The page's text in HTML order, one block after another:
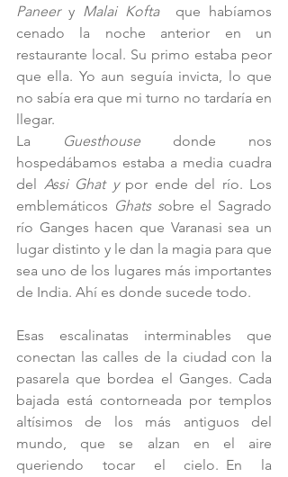
Paneer y Malai Kofta
que habíamos
cenado la noche anterior en un
restaurante local. Su primo estaba peor
que ella. Yo aun seguía invicta, lo que
no sabía era que mi turno no tardaría en
llegar.
La
Guesthouse donde nos
hospedábamos estaba a media cuadra
del Assi Ghat y por ende del río. Los
emblemáticos Ghats sobre el Sagrado
río Ganges hacen que Varanasi sea un
lugar distinto y le dan la magia para que
sea uno de los lugares más importantes
de India. Ahí es donde sucede todo.
Esas escalinatas interminables que
conectan las calles de la ciudad con la
pasarela que bordea el Ganges. Cada
bajada está contorneada por templos
altísimos de los más antiguos del
mundo, que se alzan en el aire
queriendo tocar el cielo. En la